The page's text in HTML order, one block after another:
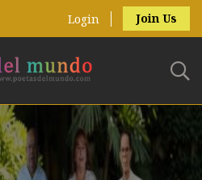
Login Join Us